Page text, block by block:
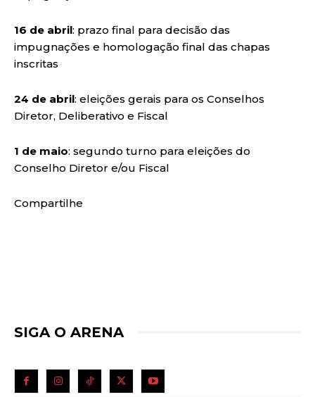
16 de abril: prazo final para decisão das
impugnações e homologação final das chapas
inscritas
24 de abril: eleições gerais para os Conselhos
Diretor, Deliberativo e Fiscal
1 de maio: segundo turno para eleições do
Conselho Diretor e/ou Fiscal
Compartilhe
SIGA O ARENA